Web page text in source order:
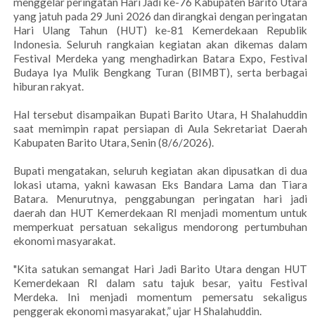
yang jatuh pada 29 Juni 2026 dan dirangkai dengan peringatan
Hari Ulang Tahun (HUT) ke-81 Kemerdekaan Republik
Indonesia. Seluruh rangkaian kegiatan akan dikemas dalam
Festival Merdeka yang menghadirkan Batara Expo, Festival
Budaya Iya Mulik Bengkang Turan (BIMBT), serta berbagai
hiburan rakyat.
Hal tersebut disampaikan Bupati Barito Utara, H Shalahuddin
saat memimpin rapat persiapan di Aula Sekretariat Daerah
Kabupaten Barito Utara, Senin (8/6/2026).
Bupati mengatakan, seluruh kegiatan akan dipusatkan di dua
lokasi utama, yakni kawasan Eks Bandara Lama dan Tiara
Batara. Menurutnya, penggabungan peringatan hari jadi
daerah dan HUT Kemerdekaan RI menjadi momentum untuk
memperkuat persatuan sekaligus mendorong pertumbuhan
ekonomi masyarakat.
"Kita satukan semangat Hari Jadi Barito Utara dengan HUT
Kemerdekaan RI dalam satu tajuk besar, yaitu Festival
Merdeka. Ini menjadi momentum pemersatu sekaligus
penggerak ekonomi masyarakat,” ujar H Shalahuddin.